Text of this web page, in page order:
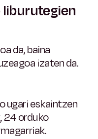
liburutegien
da, baina
izaten da.
ugari eskaintzen
24 orduko